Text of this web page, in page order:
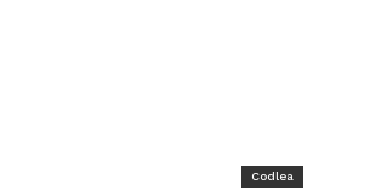
Codlea